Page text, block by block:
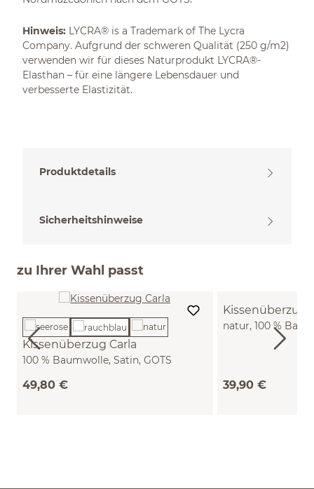
Hinweis: LYCRA® is a Trademark of The Lycra
Company. Aufgrund der schweren Qualität (250 g/m2)
verwenden wir für dieses Naturprodukt LYCRA®-
Elasthan – für eine längere Lebensdauer und
verbesserte Elastizität.
Produktdetails
Sicherheitshinweise
zu Ihrer Wahl passt
Kissenüberzug Carla
100 % Baumwolle, Satin, GOTS
49,80 €
Kissenüberzug
natur, 100 %
(40 x 60 cm)
39,90 €